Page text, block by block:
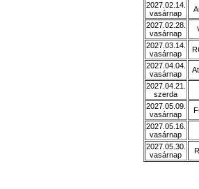
2027.02.14.
vasárnap
2027.02.28.
vasárnap
2027.03.14.
vasárnap
2027.04.04.
vasárnap
2027.04.21.
szerda
2027.05.09.
vasárnap
2027.05.16.
vasárnap
2027.05.30.
vasárnap